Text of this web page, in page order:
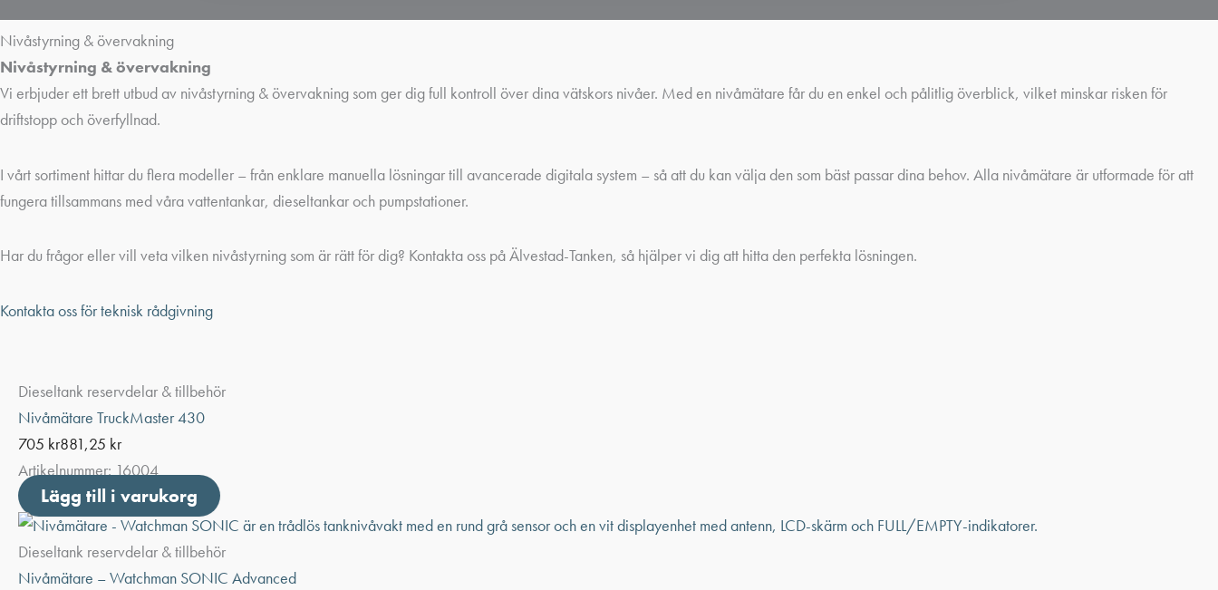
Nivåstyrning & övervakning
Nivåstyrning & övervakning
Vi erbjuder ett brett utbud av nivåstyrning & övervakning som ger dig full kontroll över dina vätskors nivåer. Med en nivåmätare får du en enkel och pålitlig överblick, vilket minskar risken för
driftstopp och överfyllnad.
I vårt sortiment hittar du flera modeller – från enklare manuella lösningar till avancerade digitala system – så att du kan välja den som bäst passar dina behov. Alla nivåmätare är utformade för att
fungera tillsammans med våra vattentankar, dieseltankar och pumpstationer.
Har du frågor eller vill veta vilken nivåstyrning som är rätt för dig? Kontakta oss på Älvestad-Tanken, så hjälper vi dig att hitta den perfekta lösningen.
Kontakta oss för teknisk rådgivning
Dieseltank reservdelar & tillbehör
Nivåmätare TruckMaster 430
705 kr881,25 kr
Artikelnummer:16004
Lägg till i varukorg
Dieseltank reservdelar & tillbehör
Nivåmätare – Watchman SONIC Advanced